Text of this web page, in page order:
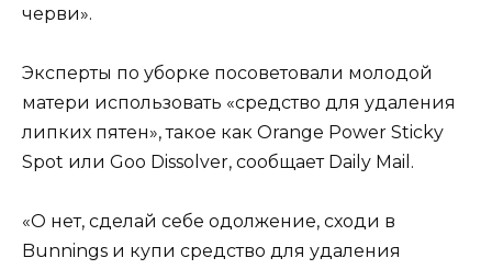
черви».
Эксперты по уборке посоветовали молодой
матери использовать «средство для удаления
липких пятен», такое как Orange Power Sticky
Spot или Goo Dissolver, сообщает Daily Mail.
«О нет, сделай себе одолжение, сходи в
Bunnings и купи средство для удаления